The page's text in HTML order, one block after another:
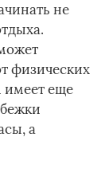
не
физических
имеет еще
а